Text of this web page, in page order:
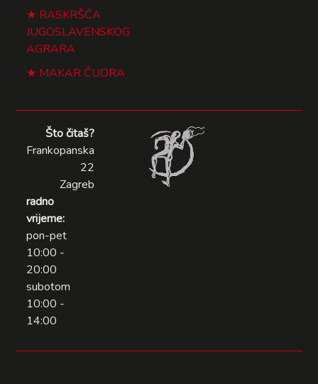
RASKRŠĆA
JUGOSLAVENSKOG
AGRARA
MAKAR ČUDRA
Što čitaš?
Frankopanska
22
Zagreb
radno
vrijeme:
pon-pet
10:00 -
20:00
subotom
10:00 -
14:00